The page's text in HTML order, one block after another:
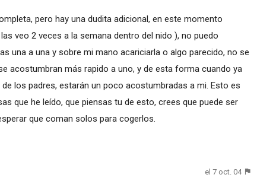
pero hay una dudita adicional, en este momento
veo 2 veces a la semana dentro del nido ), no puedo
una a una y sobre mi mano acariciarla o algo parecido, no se
acostumbran más rapido a uno, y de esta forma cuando ya
los padres, estarán un poco acostumbradas a mi. Esto es
que he leído, que piensas tu de esto, crees que puede ser
que coman solos para cogerlos.
el 7 oct. 04